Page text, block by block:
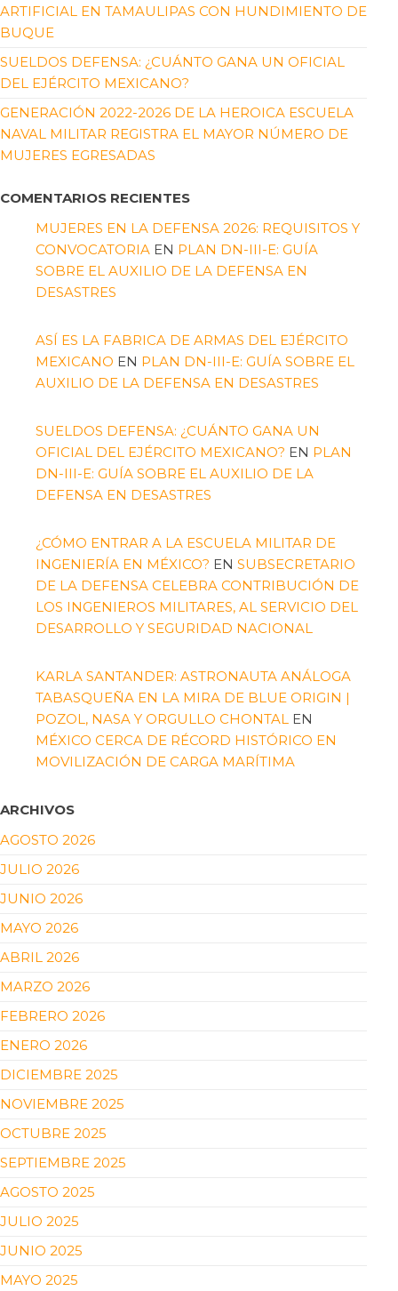
ARTIFICIAL EN TAMAULIPAS CON HUNDIMIENTO DE
BUQUE
SUELDOS DEFENSA: ¿CUÁNTO GANA UN OFICIAL
DEL EJÉRCITO MEXICANO?
GENERACIÓN 2022-2026 DE LA HEROICA ESCUELA
NAVAL MILITAR REGISTRA EL MAYOR NÚMERO DE
MUJERES EGRESADAS
COMENTARIOS RECIENTES
MUJERES EN LA DEFENSA 2026: REQUISITOS Y
CONVOCATORIA EN PLAN DN-III-E: GUÍA
SOBRE EL AUXILIO DE LA DEFENSA EN
DESASTRES
ASÍ ES LA FABRICA DE ARMAS DEL EJÉRCITO
MEXICANO EN PLAN DN-III-E: GUÍA SOBRE EL
AUXILIO DE LA DEFENSA EN DESASTRES
SUELDOS DEFENSA: ¿CUÁNTO GANA UN
OFICIAL DEL EJÉRCITO MEXICANO? EN PLAN
DN-III-E: GUÍA SOBRE EL AUXILIO DE LA
DEFENSA EN DESASTRES
¿CÓMO ENTRAR A LA ESCUELA MILITAR DE
INGENIERÍA EN MÉXICO? EN SUBSECRETARIO
DE LA DEFENSA CELEBRA CONTRIBUCIÓN DE
LOS INGENIEROS MILITARES, AL SERVICIO DEL
DESARROLLO Y SEGURIDAD NACIONAL
KARLA SANTANDER: ASTRONAUTA ANÁLOGA
TABASQUEÑA EN LA MIRA DE BLUE ORIGIN |
POZOL, NASA Y ORGULLO CHONTAL EN
MÉXICO CERCA DE RÉCORD HISTÓRICO EN
MOVILIZACIÓN DE CARGA MARÍTIMA
ARCHIVOS
AGOSTO 2026
JULIO 2026
JUNIO 2026
MAYO 2026
ABRIL 2026
MARZO 2026
FEBRERO 2026
ENERO 2026
DICIEMBRE 2025
NOVIEMBRE 2025
OCTUBRE 2025
SEPTIEMBRE 2025
AGOSTO 2025
JULIO 2025
JUNIO 2025
MAYO 2025